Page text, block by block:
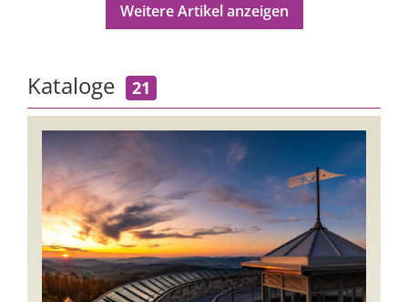
Weitere Artikel anzeigen
Kataloge 21